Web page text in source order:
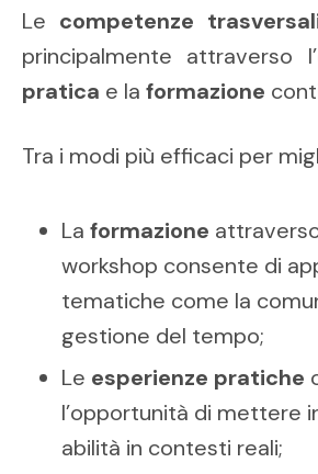
Le competenze
principalmente attraverso l’
pratica e la formazione
Tra i modi più efficaci per
La formazione
workshop consente di
tematiche come la
gestione del tempo;
Le esperienze pratiche
l’opportunità di mettere
abilità in contesti reali;